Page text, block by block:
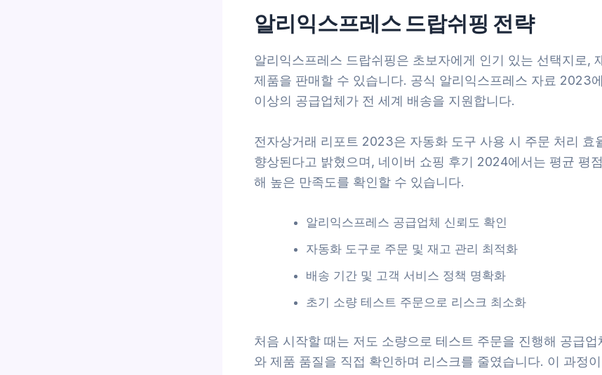
알리익스프레스 드랍쉬핑 전략
알리익스프레스 드랍쉬핑은 초보자에게 인기 있는 선택지로,
제품을 판매할 수 있습니다. 공식 알리익스프레스 자료 2023
이상의 공급업체가 전 세계 배송을 지원합니다.
전자상거래 리포트 2023은 자동화 도구 사용 시 주문 처리 효
향상된다고 밝혔으며, 네이버 쇼핑 후기 2024에서는 평균 평
해 높은 만족도를 확인할 수 있습니다.
알리익스프레스 공급업체 신뢰도 확인
자동화 도구로 주문 및 재고 관리 최적화
배송 기간 및 고객 서비스 정책 명확화
초기 소량 테스트 주문으로 리스크 최소화
처음 시작할 때는 저도 소량으로 테스트 주문을 진행해 공급업
와 제품 품질을 직접 확인하며 리스크를 줄였습니다. 이 과정